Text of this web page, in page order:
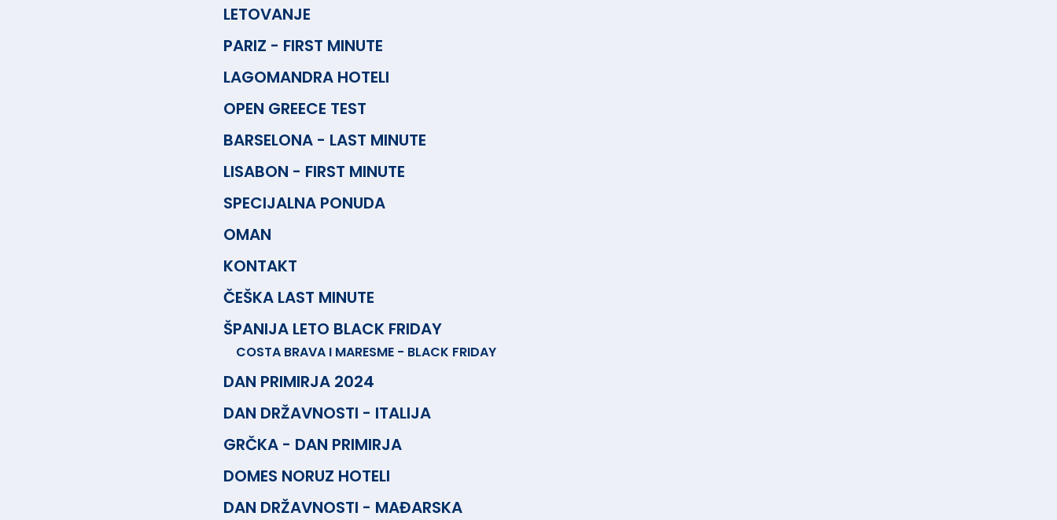
LETOVANJE
PARIZ - FIRST MINUTE
LAGOMANDRA HOTELI
OPEN GREECE TEST
BARSELONA - LAST MINUTE
LISABON - FIRST MINUTE
SPECIJALNA PONUDA
OMAN
KONTAKT
ČEŠKA LAST MINUTE
ŠPANIJA LETO BLACK FRIDAY
COSTA BRAVA I MARESME - BLACK FRIDAY
DAN PRIMIRJA 2024
DAN DRŽAVNOSTI - ITALIJA
GRČKA - DAN PRIMIRJA
DOMES NORUZ HOTELI
DAN DRŽAVNOSTI - MAĐARSKA